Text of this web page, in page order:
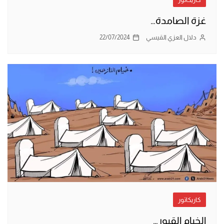
غزة الصامدة…
دلال العزي القيسي 22/07/2024
كاريكاتور
الخيام القبور…